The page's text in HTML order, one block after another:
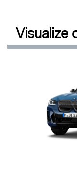
Visualize